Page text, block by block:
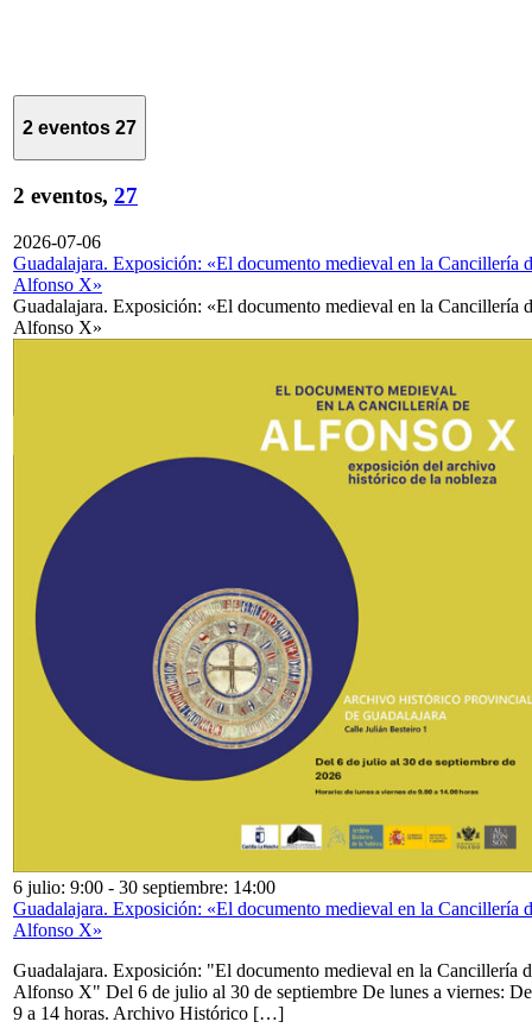
2 eventos 27
2 eventos, 27
2026-07-06
Guadalajara. Exposición: «El documento medieval en la Cancillería
Alfonso X»
Guadalajara. Exposición: «El documento medieval en la Cancillería
Alfonso X»
6 julio: 9:00 - 30 septiembre: 14:00
Guadalajara. Exposición: «El documento medieval en la Cancillería
Alfonso X»
Guadalajara. Exposición: "El documento medieval en la Cancillería
Alfonso X" Del 6 de julio al 30 de septiembre De lunes a viernes: De
9 a 14 horas. Archivo Histórico […]